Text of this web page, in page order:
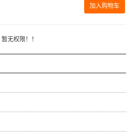
加入购物车
暂无权限！！